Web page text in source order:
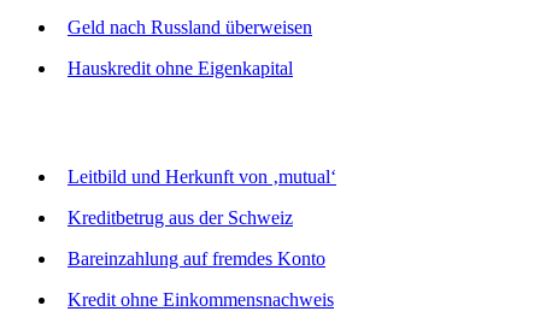
Geld nach Russland überweisen
Hauskredit ohne Eigenkapital
Leitbild und Herkunft von ‚mutual‘
Kreditbetrug aus der Schweiz
Bareinzahlung auf fremdes Konto
Kredit ohne Einkommensnachweis